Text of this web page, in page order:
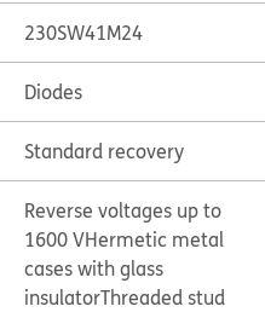
230SW41M24
Diodes
Standard recovery
Reverse voltages up to
1600 VHermetic metal
cases with glass
insulatorThreaded stud